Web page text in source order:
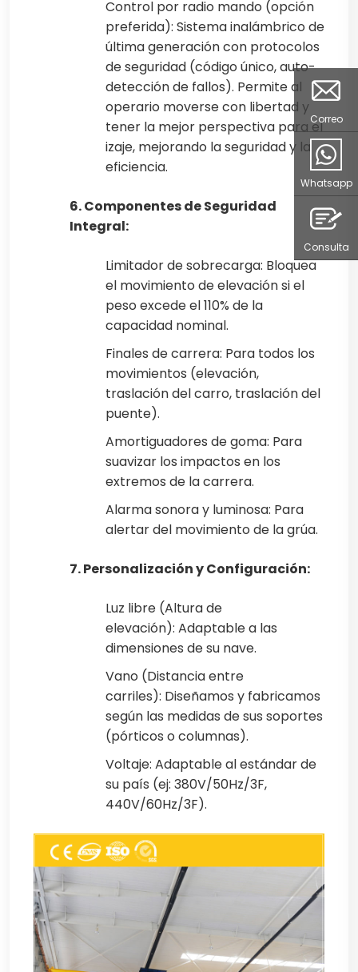
Control por radio mando (opción
preferida): Sistema inalámbrico de
última generación con protocolos
de seguridad (código único, auto-
detección de fallos). Permite al
operario moverse con libertad y
tener la mejor perspectiva para el
izaje, mejorando la seguridad y la
eficiencia.
6. Componentes de Seguridad
Integral:
Limitador de sobrecarga: Bloquea
el movimiento de elevación si el
peso excede el 110% de la
capacidad nominal.
Finales de carrera: Para todos los
movimientos (elevación,
traslación del carro, traslación del
puente).
Amortiguadores de goma: Para
suavizar los impactos en los
extremos de la carrera.
Alarma sonora y luminosa: Para
alertar del movimiento de la grúa.
7. Personalización y Configuración:
Luz libre (Altura de
elevación): Adaptable a las
dimensiones de su nave.
Vano (Distancia entre
carriles): Diseñamos y fabricamos
según las medidas de sus soportes
(pórticos o columnas).
Voltaje: Adaptable al estándar de
su país (ej: 380V/50Hz/3F,
440V/60Hz/3F).
Correo
Whatsapp
Consulta